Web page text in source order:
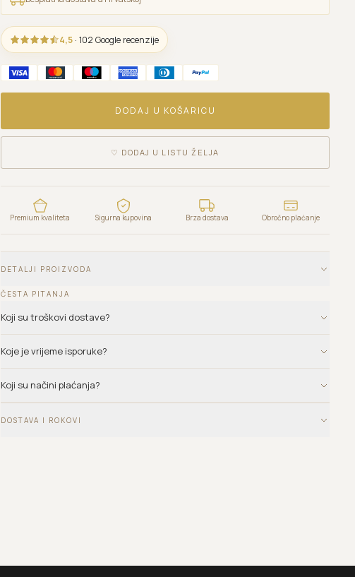
4,5 · 102 Google recenzije
DODAJ U KOŠARICU
♡ DODAJ U LISTU ŽELJA
Premium kvaliteta Sigurna kupovina Brza dostava Obročno plaćanje
DETALJI PROIZVODA
ČESTA PITANJA
Koji su troškovi dostave?
Koje je vrijeme isporuke?
Koji su načini plaćanja?
DOSTAVA I ROKOVI